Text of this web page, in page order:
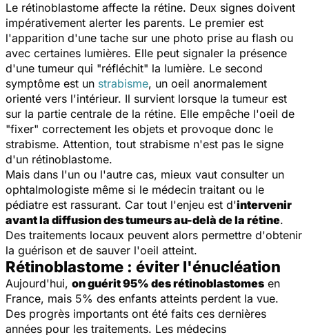
Le rétinoblastome affecte la rétine. Deux signes doivent
impérativement alerter les parents. Le premier est
l'apparition d'une tache sur une photo prise au flash ou
avec certaines lumières. Elle peut signaler la présence
d'une tumeur qui "réfléchit" la lumière. Le second
symptôme est un strabisme, un oeil anormalement
orienté vers l'intérieur. Il survient lorsque la tumeur est
sur la partie centrale de la rétine. Elle empêche l'oeil de
"fixer" correctement les objets et provoque donc le
strabisme. Attention, tout strabisme n'est pas le signe
d'un rétinoblastome.
Mais dans l'un ou l'autre cas, mieux vaut consulter un
ophtalmologiste même si le médecin traitant ou le
pédiatre est rassurant. Car tout l'enjeu est d'intervenir
avant la diffusion des tumeurs au-delà de la rétine.
Des traitements locaux peuvent alors permettre d'obtenir
la guérison et de sauver l'oeil atteint.
Rétinoblastome : éviter l'énucléation
Aujourd'hui, on guérit 95% des rétinoblastomes en
France, mais 5% des enfants atteints perdent la vue.
Des progrès importants ont été faits ces dernières
années pour les traitements. Les médecins